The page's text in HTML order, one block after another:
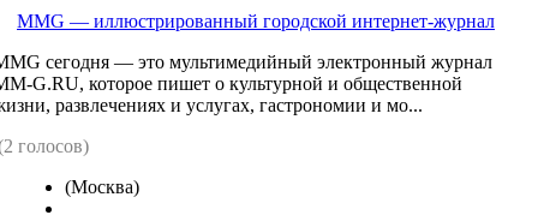
MMG — иллюстрированный городской интернет-журнал
сегодня — это мультимедийный электронный журнал
G.RU, которое пишет о культурной и общественной
развлечениях и услугах, гастрономии и мо...
голосов)
(Москва)